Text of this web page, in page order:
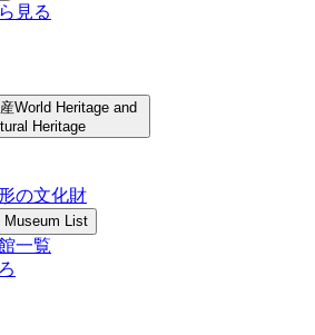
見る
World Heritage and
Heritage
の文化財
Museum List
一覧